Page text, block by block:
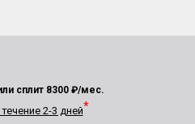
сплит 8300₽/мес.
2-3 дней*